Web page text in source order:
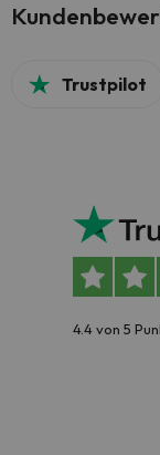
Trustpilot
4.4 von 5